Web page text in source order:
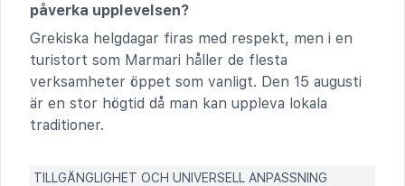
påverka upplevelsen?
Grekiska helgdagar firas med respekt, men i en
turistort som Marmari håller de flesta
verksamheter öppet som vanligt. Den 15 augusti
är en stor högtid då man kan uppleva lokala
traditioner.
TILLGÄNGLIGHET OCH UNIVERSELL ANPASSNING